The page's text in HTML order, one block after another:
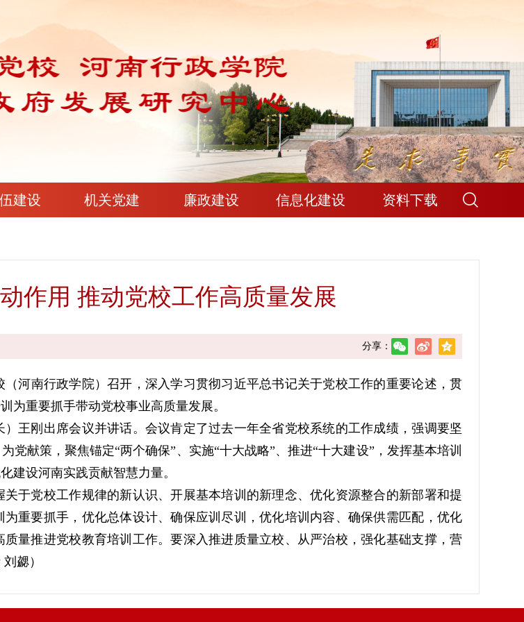
建设 机关党建 廉政建设 信息化建设 资料下载
作用 推动党校工作高质量发展
分享：
河南行政学院）召开，深入学习贯彻习近平总书记关于党校工作的重要论述，贯
为重要抓手带动党校事业高质量发展。
王刚出席会议并讲话。会议肯定了过去一年全省党校系统的工作成绩，强调要坚
献策，聚焦锚定“两个确保”、实施“十大战略”、推进“十大建设”，发挥基本培训
建设河南实践贡献智慧力量。
于党校工作规律的新认识、开展基本培训的新理念、优化资源整合的新部署和提
重要抓手，优化总体设计、确保应训尽训，优化培训内容、确保供需匹配，优化
量推进党校教育培训工作。要深入推进质量立校、从严治校，强化基础支撑，营
勰）